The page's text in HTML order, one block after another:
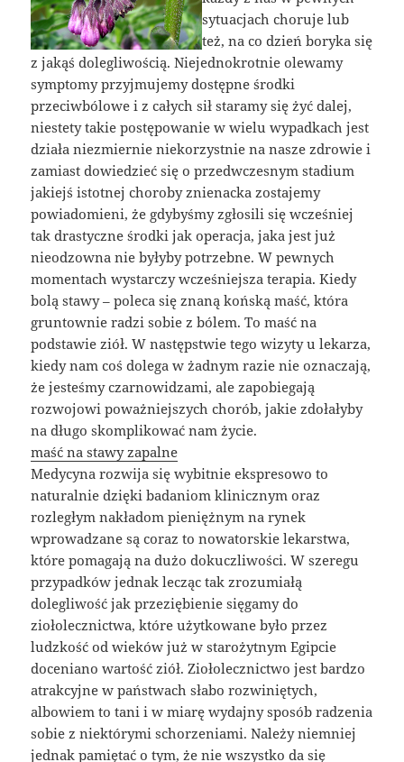
sytuacjach choruje lub
też, na co dzień boryka się
z jakąś dolegliwością. Niejednokrotnie olewamy
symptomy przyjmujemy dostępne środki
przeciwbólowe i z całych sił staramy się żyć dalej,
niestety takie postępowanie w wielu wypadkach jest
działa niezmiernie niekorzystnie na nasze zdrowie i
zamiast dowiedzieć się o przedwczesnym stadium
jakiejś istotnej choroby znienacka zostajemy
powiadomieni, że gdybyśmy zgłosili się wcześniej
tak drastyczne środki jak operacja, jaka jest już
nieodzowna nie byłyby potrzebne. W pewnych
momentach wystarczy wcześniejsza terapia. Kiedy
bolą stawy – poleca się znaną końską maść, która
gruntownie radzi sobie z bólem. To maść na
podstawie ziół. W następstwie tego wizyty u lekarza,
kiedy nam coś dolega w żadnym razie nie oznaczają,
że jesteśmy czarnowidzami, ale zapobiegają
rozwojowi poważniejszych chorób, jakie zdołałyby
na długo skomplikować nam życie.
maść na stawy zapalne
Medycyna rozwija się wybitnie ekspresowo to
naturalnie dzięki badaniom klinicznym oraz
rozległym nakładom pieniężnym na rynek
wprowadzane są coraz to nowatorskie lekarstwa,
które pomagają na dużo dokuczliwości. W szeregu
przypadków jednak lecząc tak zrozumiałą
dolegliwość jak przeziębienie sięgamy do
ziołolecznictwa, które użytkowane było przez
ludzkość od wieków już w starożytnym Egipcie
doceniano wartość ziół. Ziołolecznictwo jest bardzo
atrakcyjne w państwach słabo rozwiniętych,
albowiem to tani i w miarę wydajny sposób radzenia
sobie z niektórymi schorzeniami. Należy niemniej
jednak pamiętać o tym, że nie wszystko da się